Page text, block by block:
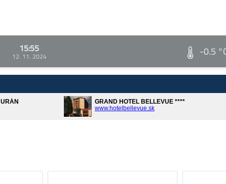
15:55
12. 11. 2024 -0.5
GRAND HOTEL BELLEVUE ****
www.hotelbellevue.sk